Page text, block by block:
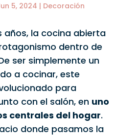
5, 2024 | Decoración
años, la cocina abierta
dentro de
ser simplemente un
a cocinar, este
para
con el salón, en uno
centrales del hogar.
donde pasamos la